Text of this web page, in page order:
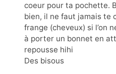
coeur pour ta pochette.
bien, il ne faut jamais te
frange (cheveux) si l’on
à porter un bonnet en
repousse hihi
Des bisous